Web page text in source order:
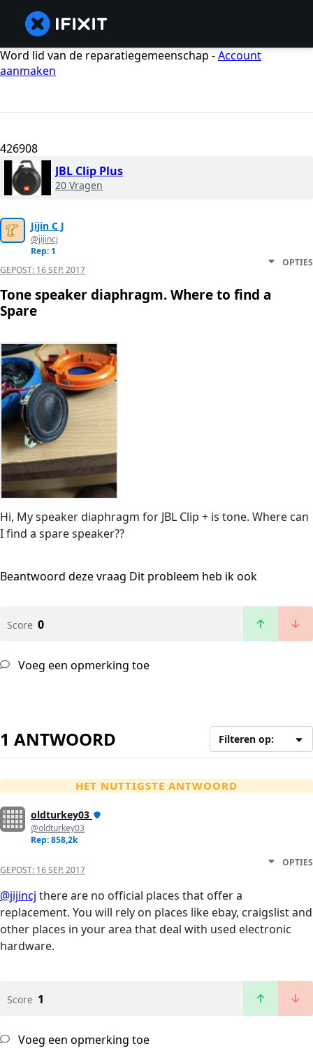
Word lid van de reparatiegemeenschap -Account
aanmaken
426908
JBL Clip Plus
20 Vragen
Jijin C J
@jijincj
Rep: 1
GEPOST: 16 SEP. 2017
OPTIES
Tone speaker diaphragm. Where to find a
Spare
Hi, My speaker diaphragm for JBL Clip + is tone. Where can
I find a spare speaker??
Beantwoord deze vraag Dit probleem heb ik ook
Score 0
Voeg een opmerking toe
1 ANTWOORD Filteren op:
HET NUTTIGSTE ANTWOORD
oldturkey03
@oldturkey03
Rep: 858,2k
GEPOST: 16 SEP. 2017
OPTIES
@jijincj there are no official places that offer a
replacement. You will rely on places like ebay, craigslist and
other places in your area that deal with used electronic
hardware.
Score 1
Voeg een opmerking toe